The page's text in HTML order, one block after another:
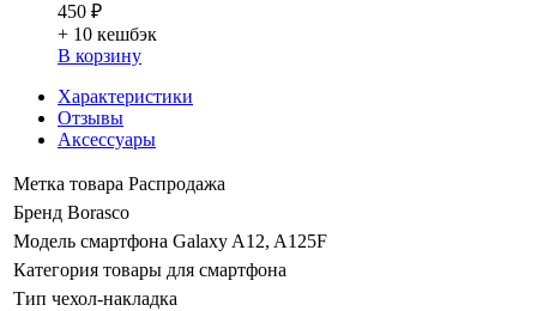
450 ₽
+ 10 кешбэк
В корзину
Характеристики
Отзывы
Аксессуары
Метка товара Распродажа
Бренд Borasco
Модель смартфона Galaxy A12, A125F
Категория товары для смартфона
Тип чехол-накладка